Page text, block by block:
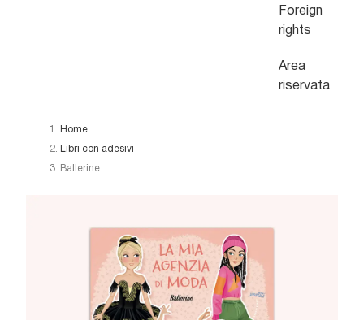
Foreign
rights
Area
riservata
Home
Libri con adesivi
Ballerine